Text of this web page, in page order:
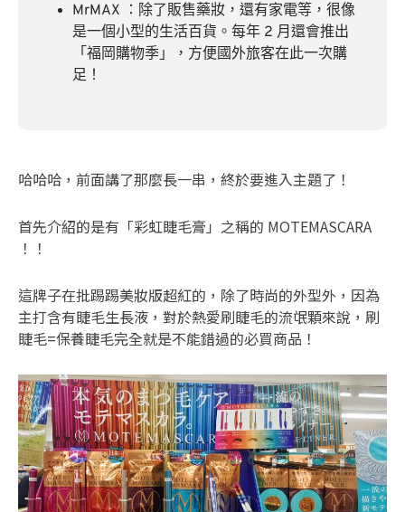
MrMAX ：除了販售藥妝，還有家電等，很像
是一個小型的生活百貨。每年 2 月還會推出
「福岡購物季」，方便國外旅客在此一次購
足！
哈哈哈，前面講了那麼長一串，終於要進入主題了！
首先介紹的是有「彩虹睫毛膏」之稱的 MOTEMASCARA
！！
這牌子在批踢踢美妝版超紅的，除了時尚的外型外，因為
主打含有睫毛生長液，對於熱愛刷睫毛的流氓顆來說，刷
睫毛=保養睫毛完全就是不能錯過的必買商品！